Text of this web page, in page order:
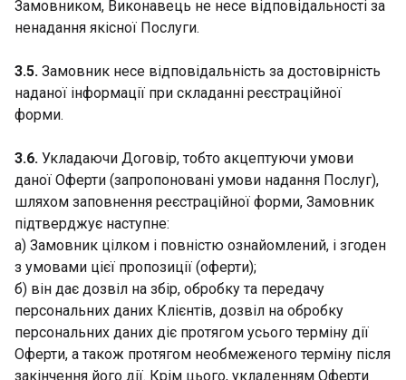
Замовником, Виконавець не несе відповідальності за
ненадання якісної Послуги.
3.5. Замовник несе відповідальність за достовірність
наданої інформації при складанні реєстраційної
форми.
3.6. Укладаючи Договір, тобто акцептуючи умови
даної Оферти (запропоновані умови надання Послуг),
шляхом заповнення реєстраційної форми, Замовник
підтверджує наступне:
а) Замовник цілком і повністю ознайомлений, і згоден
з умовами цієї пропозиції (оферти);
б) він дає дозвіл на збір, обробку та передачу
персональних даних Клієнтів, дозвіл на обробку
персональних даних діє протягом усього терміну дії
Оферти, а також протягом необмеженого терміну після
закінчення його дії. Крім цього, укладенням Оферти